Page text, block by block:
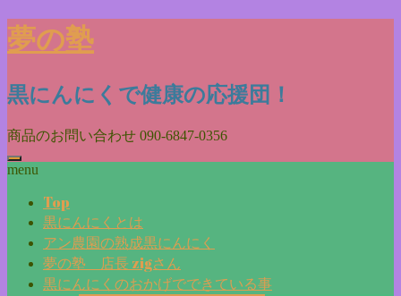
Skip
to
content
夢の塾
黒にんにくで健康の応援団！
商品のお問い合わせ 090-6847-0356
menu
Top
黒にんにくとは
アン農園の熟成黒にんにく
夢の塾 店長 zigさん
黒にんにくのおかげでできている事